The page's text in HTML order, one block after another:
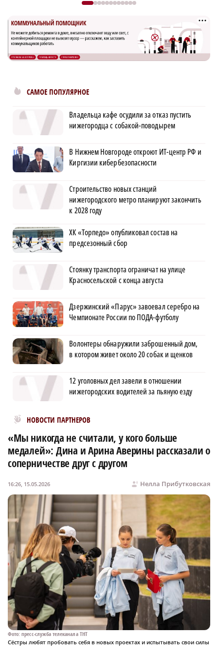
САМОЕ ПОПУЛЯРНОЕ
Владельца кафе осудили за отказ пустить
нижегородца с собакой-поводырем
В Нижнем Новгороде откроют ИТ-центр РФ и
Киргизии кибербезопасности
Строительство новых станций
нижегородского метро планируют закончить
к 2028 году
ХК «Торпедо» опубликовал состав на
предсезонный сбор
Стоянку транспорта ограничат на улице
Красносельской с конца августа
Дзержинский «Парус» завоевал серебро на
Чемпионате России по ПОДА-футболу
Волонтеры обнаружили заброшенный дом,
в котором живет около 20 собак и щенков
12 уголовных дел завели в отношении
нижегородских водителей за пьяную езду
НОВОСТИ ПАРТНЕРОВ
Новости МирТесен
«Мы никогда не считали, у кого больше
медалей»: Дина и Арина Аверины рассказали о
соперничестве друг с другом
Нелла Прибутковская
16:26, 15.05.2026
Фото: пресс-служба телеканала ТНТ
Сёстры любят пробовать себя в новых проектах и испытывать свои силы